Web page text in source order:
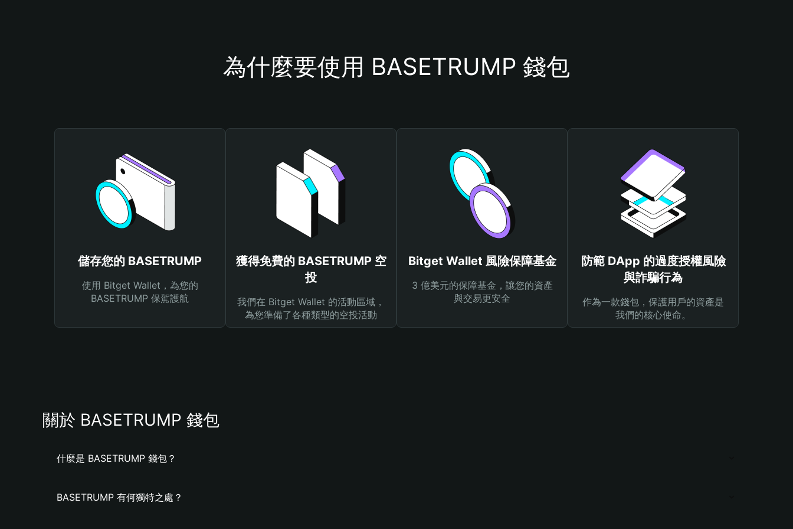
為什麼要使用 BASETRUMP 錢包
儲存您的 BASETRUMP
使用 Bitget Wallet，為您的
BASETRUMP 保駕護航
獲得免費的 BASETRUMP 空
投
我們在 Bitget Wallet 的活動區域，
為您準備了各種類型的空投活動
Bitget Wallet 風險保障基金
3 億美元的保障基金，讓您的資產
與交易更安全
防範 DApp 的過度授權風險
與詐騙行為
作為一款錢包，保護用戶的資產是
我們的核心使命。
關於 BASETRUMP 錢包
什麼是 BASETRUMP 錢包？
BASETRUMP 有何獨特之處？